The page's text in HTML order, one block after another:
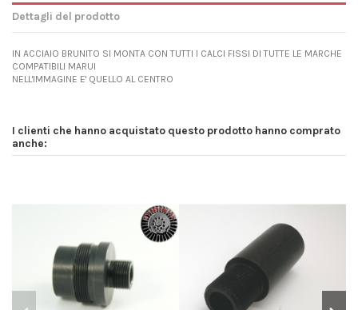
Dettagli del prodotto
IN ACCIAIO BRUNITO SI MONTA CON TUTTI I CALCI FISSI DI TUTTE LE MARCHE
COMPATIBILI MARUI
NELL'IMMAGINE E' QUELLO AL CENTRO
I clienti che hanno acquistato questo prodotto hanno comprato
anche: